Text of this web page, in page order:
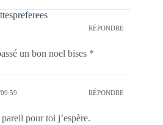
RÉPONDRE
un bon noel bises *
RÉPONDRE
pour toi j’espère.